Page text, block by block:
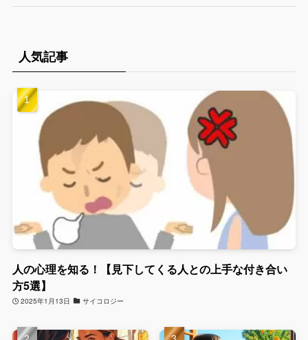
人気記事
人の心理を知る！【見下してくる人との上手な付き合い
方5選】
2025年1月13日 サイコロジー